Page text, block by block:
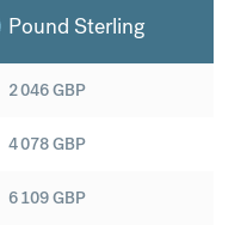
Pound Sterling
2 046GBP
4 078GBP
6 109GBP